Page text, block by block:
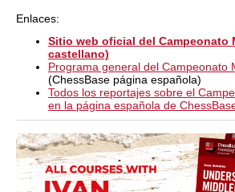
Enlaces:
Sitio web oficial del Campeonato
castellano)
Programa general del Campeonato
(ChessBase página española)
Todos los reportajes sobre el
en la página española de